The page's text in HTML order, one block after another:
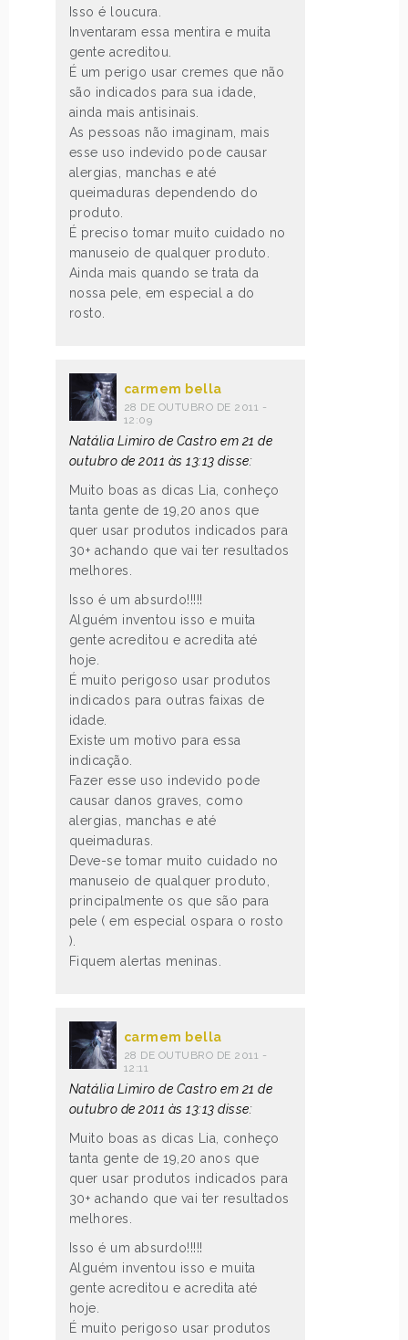
Isso é loucura.
Inventaram essa mentira e muita
gente acreditou.
É um perigo usar cremes que não
são indicados para sua idade,
ainda mais antisinais.
As pessoas não imaginam, mais
esse uso indevido pode causar
alergias, manchas e até
queimaduras dependendo do
produto.
É preciso tomar muito cuidado no
manuseio de qualquer produto.
Ainda mais quando se trata da
nossa pele, em especial a do
rosto.
carmem bella
28 DE OUTUBRO DE 2011 -
12:09
Natália Limiro de Castro em 21 de
outubro de 2011 às 13:13 disse:
Muito boas as dicas Lia, conheço
tanta gente de 19,20 anos que
quer usar produtos indicados para
30+ achando que vai ter resultados
melhores.
Isso é um absurdo!!!!!
Alguém inventou isso e muita
gente acreditou e acredita até
hoje.
É muito perigoso usar produtos
indicados para outras faixas de
idade.
Existe um motivo para essa
indicação.
Fazer esse uso indevido pode
causar danos graves, como
alergias, manchas e até
queimaduras.
Deve-se tomar muito cuidado no
manuseio de qualquer produto,
principalmente os que são para
pele ( em especial ospara o rosto
).
Fiquem alertas meninas.
carmem bella
28 DE OUTUBRO DE 2011 -
12:11
Natália Limiro de Castro em 21 de
outubro de 2011 às 13:13 disse:
Muito boas as dicas Lia, conheço
tanta gente de 19,20 anos que
quer usar produtos indicados para
30+ achando que vai ter resultados
melhores.
Isso é um absurdo!!!!!
Alguém inventou isso e muita
gente acreditou e acredita até
hoje.
É muito perigoso usar produtos